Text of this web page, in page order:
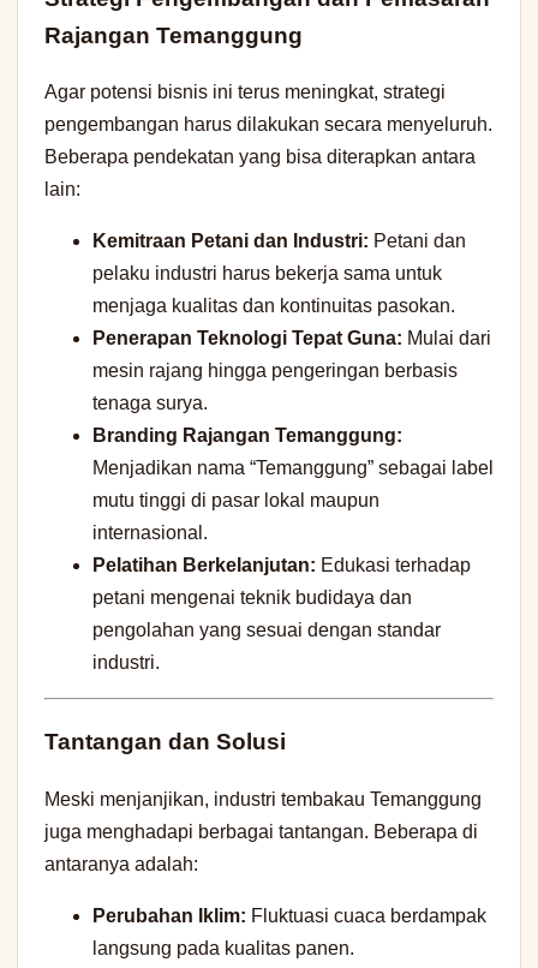
Rajangan Temanggung
Agar potensi bisnis ini terus meningkat, strategi
pengembangan harus dilakukan secara menyeluruh.
Beberapa pendekatan yang bisa diterapkan antara
lain:
Kemitraan Petani dan Industri: Petani dan
pelaku industri harus bekerja sama untuk
menjaga kualitas dan kontinuitas pasokan.
Penerapan Teknologi Tepat Guna: Mulai dari
mesin rajang hingga pengeringan berbasis
tenaga surya.
Branding Rajangan Temanggung:
Menjadikan nama “Temanggung” sebagai label
mutu tinggi di pasar lokal maupun
internasional.
Pelatihan Berkelanjutan: Edukasi terhadap
petani mengenai teknik budidaya dan
pengolahan yang sesuai dengan standar
industri.
Tantangan dan Solusi
Meski menjanjikan, industri tembakau Temanggung
juga menghadapi berbagai tantangan. Beberapa di
antaranya adalah:
Perubahan Iklim: Fluktuasi cuaca berdampak
langsung pada kualitas panen.